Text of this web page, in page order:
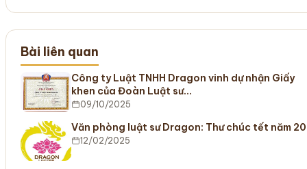
Bài liên quan
Công ty Luật TNHH Dragon vinh dự nhận Giấy
khen của Đoàn Luật sư…
09/10/2025
Văn phòng luật sư Dragon: Thư chúc tết năm
12/02/2025